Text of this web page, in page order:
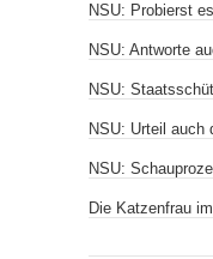
NSU: Probierst
NSU: Antworte
NSU:
NSU: Urteil auch
NSU:
Die Katzenfrau